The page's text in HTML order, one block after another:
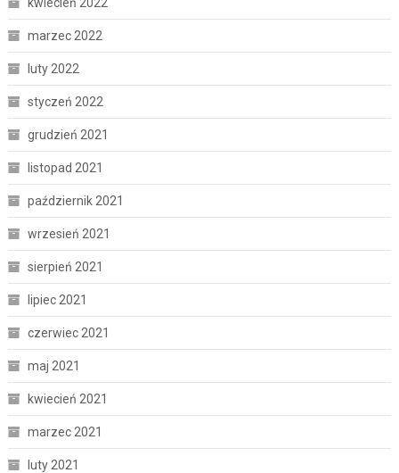
marzec 2022
luty 2022
styczeń 2022
grudzień 2021
listopad 2021
październik 2021
wrzesień 2021
sierpień 2021
lipiec 2021
czerwiec 2021
maj 2021
kwiecień 2021
marzec 2021
luty 2021